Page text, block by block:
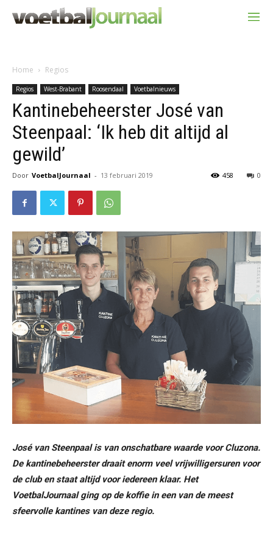
Home Regios
Regios West-Brabant Roosendaal Voetbalnieuws
Kantinebeheerster José van
Steenpaal: ‘Ik heb dit altijd al
gewild’
Door VoetbalJournaal - 13 februari 2019 0
458
José van Steenpaal is van onschatbare waarde voor Cluzona.
De kantinebeheerster draait enorm veel vrijwilligersuren voor
de club en staat altijd voor iedereen klaar. Het
VoetbalJournaal ging op de koffie in een van de meest
sfeervolle kantines van deze regio.